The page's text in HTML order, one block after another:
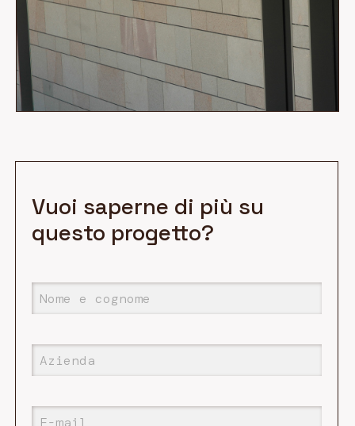
Vuoi saperne di più su
questo progetto?